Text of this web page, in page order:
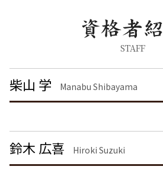
離婚 慰謝料 種類
離婚 慰謝料 精神的苦痛
離婚の慰謝料 相場
脅迫罪 慰謝料
痴漢 冤罪 逮捕
刑事事件 民事事件 違い
暴行罪 構成要件
脅迫罪 懲役
器物破損 器物損壊 違い
不動産トラブル 神奈川県 弁護士
債権回収 大田区 弁護士
労働問題 千葉県 弁護士
労働問題 埼玉県 弁護士
刑事事件 港区 弁護士
刑事事件 東京都 弁護士
債権回収 渋谷区 弁護士
債権回収 神奈川県 弁護士
不動産トラブル 東京都 弁護士
STAFF
柴山 学 Manabu Shibayama
鈴木 広喜 Hiroki Suzuki